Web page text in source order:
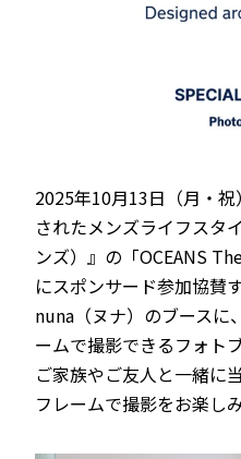
2025年10月13日（月・
されたメンズライフスタ
ンズ）』の「OCEANS
にスポンサード参加協賛
nuna（ヌナ）のブースに
ームで撮影できるフォト
ご家族やご友人と一緒に
フレームで撮影をお楽し